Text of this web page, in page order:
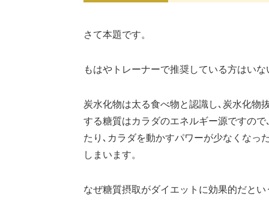
さて本題です。
もはやトレーナーで推奨している方はい
炭水化物は太る食べ物と認識し､炭水化物
する糖質はカラダのエネルギー源ですの
たり､カラダを動かすパワーが少なくなっ
しまいます。
なぜ糖質摂取がダイエットに効果的だと